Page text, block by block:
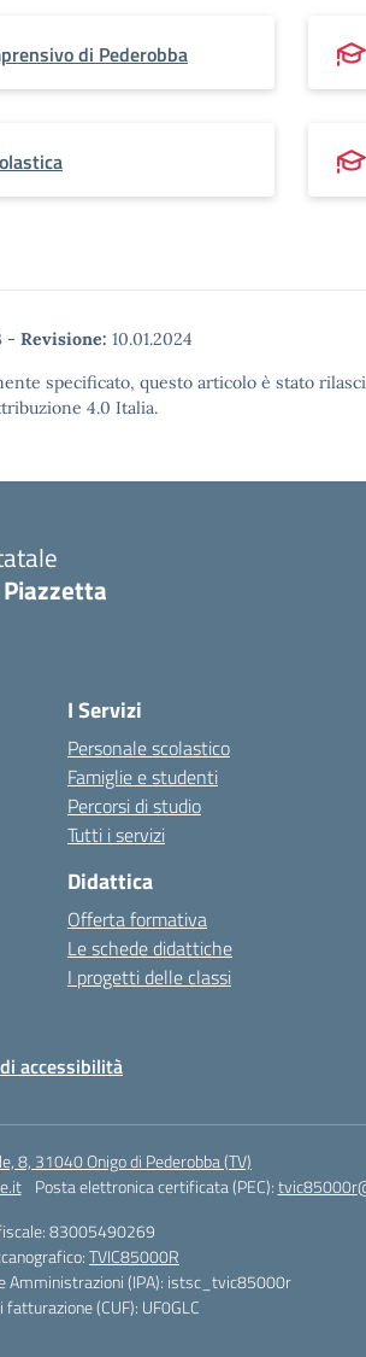
di Pederobba
- Revisione: 10.01.2024
specificato, questo articolo è stato
4.0 Italia.
I Servizi
Personale scolastico
Famiglie e studenti
Percorsi di studio
Tutti i servizi
Didattica
Offerta formativa
Le schede didattiche
I progetti delle classi
accessibilità
8, 31040 Onigo di Pederobba (TV)
Posta elettronica certificata (PEC):
83005490269
TVIC85000R
Amministrazioni (IPA): istsc_tvic85000r
fatturazione (CUF): UF0GLC